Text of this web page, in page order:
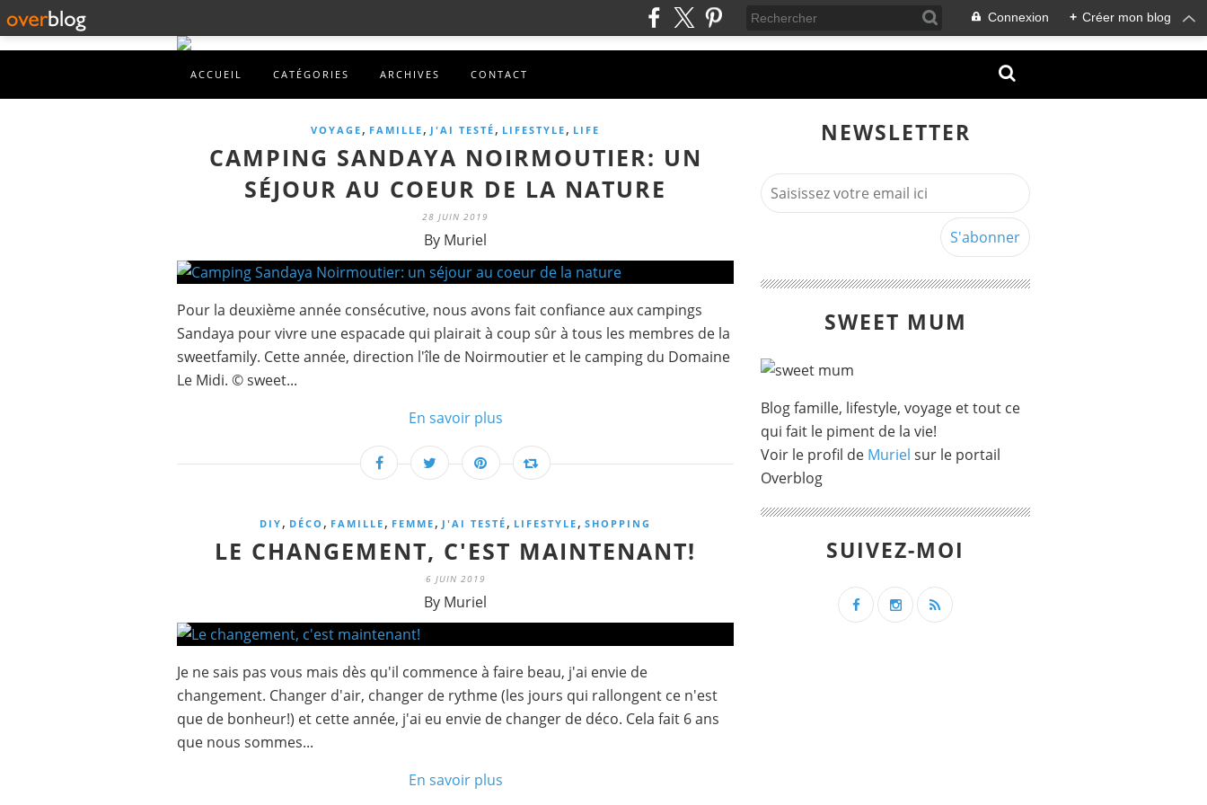
Connexion + Créer mon blog
ACCUEIL CATÉGORIES ARCHIVES CONTACT
VOYAGE , FAMILLE , J'AI TESTÉ , LIFESTYLE , LIFE
CAMPING SANDAYA NOIRMOUTIER: UN
SÉJOUR AU COEUR DE LA NATURE
28 JUIN 2019
By Muriel
Pour la deuxième année consécutive, nous avons fait confiance aux campings
Sandaya pour vivre une espacade qui plairait à coup sûr à tous les membres de la
sweetfamily. Cette année, direction l'île de Noirmoutier et le camping du Domaine
Le Midi. © sweet...
En savoir plus
DIY , DÉCO , FAMILLE , FEMME , J'AI TESTÉ , LIFESTYLE , SHOPPING
LE CHANGEMENT, C'EST MAINTENANT!
6 JUIN 2019
By Muriel
Je ne sais pas vous mais dès qu'il commence à faire beau, j'ai envie de
changement. Changer d'air, changer de rythme (les jours qui rallongent ce n'est
que de bonheur!) et cette année, j'ai eu envie de changer de déco. Cela fait 6 ans
que nous sommes...
En savoir plus
NEWSLETTER
SWEET MUM
Blog famille, lifestyle, voyage et tout ce
qui fait le piment de la vie!
Voir le profil de Muriel sur le portail
Overblog
SUIVEZ-MOI